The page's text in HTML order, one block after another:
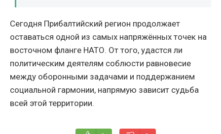
Сегодня Прибалтийский регион продолжает
оставаться одной из самых напряжённых точек на
восточном фланге НАТО. От того, удастся ли
политическим деятелям соблюсти равновесие
между оборонными задачами и поддержанием
социальной гармонии, напрямую зависит судьба
всей этой территории.